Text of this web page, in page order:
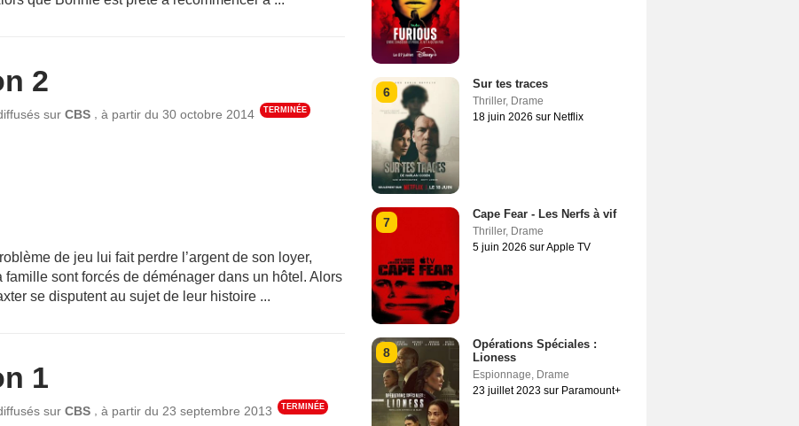
2
sur CBS à partir du 30 octobre 2014 TERMINÉE
de jeu lui fait perdre l’argent de son loyer,
famille sont forcés de déménager dans un hôtel. Alors
se disputent au sujet de leur histoire ...
1
sur CBS à partir du 23 septembre 2013 TERMINÉE
6
Sur tes traces
Thriller, Drame
18 juin 2026 sur Netflix
7
Cape Fear - Les Nerfs à vif
Thriller, Drame
5 juin 2026 sur Apple TV
8
Opérations Spéciales :
Lioness
Espionnage, Drame
23 juillet 2023 sur Paramount+